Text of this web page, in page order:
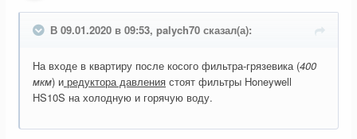
В 09.01.2020 в 09:53, palych70 сказал(а):
На входе в квартиру после косого фильтра-грязевика (400
мкм) и редуктора давления стоят фильтры Honeywell
HS10S на холодную и горячую воду.